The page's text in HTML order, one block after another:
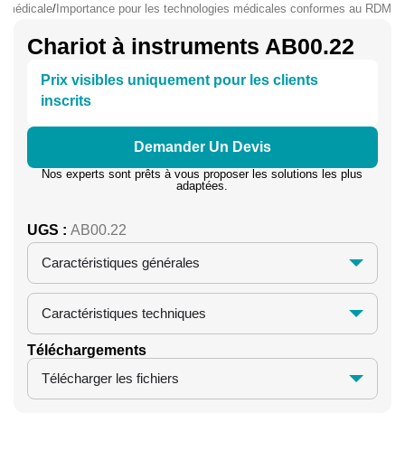
médicale/Importance pour les technologies médicales conformes au RDM
Chariot à instruments AB00.22
Prix visibles uniquement pour les clients
inscrits
Demander Un Devis
Nos experts sont prêts à vous proposer les solutions les plus
adaptées.
UGS : AB00.22
Caractéristiques générales
Caractéristiques techniques
Téléchargements
Télécharger les fichiers